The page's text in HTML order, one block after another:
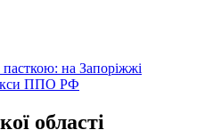
на Запоріжжі
ППО РФ
області